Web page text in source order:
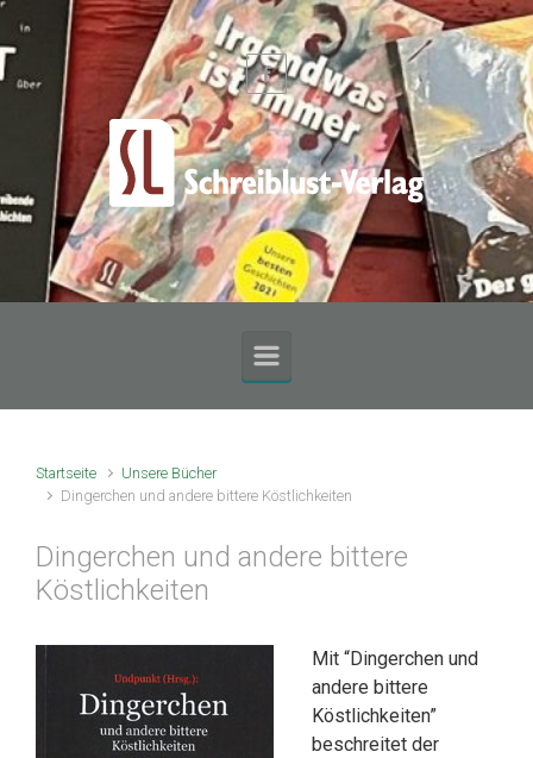
Zum Hauptinhalt springen
Startseite
Unsere Bücher
Dingerchen und andere bittere Köstlichkeiten
Dingerchen und andere bittere
Köstlichkeiten
Mit “Dingerchen und
andere bittere
Köstlichkeiten”
beschreitet der